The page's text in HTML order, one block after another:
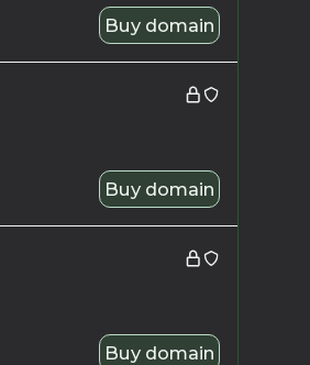
Buy domain
Buy domain
Buy domain